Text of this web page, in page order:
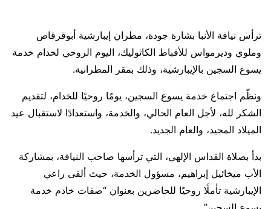
ترأس نيافة الأنبا بشارة جودة، مطران إيبارشية أبوقرقاص
وملوي وديرمواس للأقباط الكاثوليك، اليوم الروحي لخدام خدمة
يسوع السجين بالإيبارشية، وذلك بمقر المطرانية.
ونظّم اجتماع خدمة يسوع السجين، يومًا روحيًا للخدام، لتقديم
الشكر لله، لأجل العام الحالي، والخدمة، واستعدادًا لاستقبال عيد
الميلاد المجيد، والعام الجديد.
بدأ بصلاة القداس الإلهي، التي ترأسها صاحب النيافة، بمشاركة
الأب ميخائيل إبراهيم، مسؤول الخدمة، حيث ألقى راعي
الإيبارشية تأملًا روحيًا للحاضرين بعنوان “صفات خادم خدمة